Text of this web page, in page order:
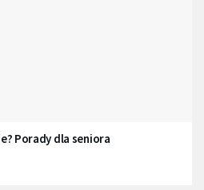
Porady dla seniora